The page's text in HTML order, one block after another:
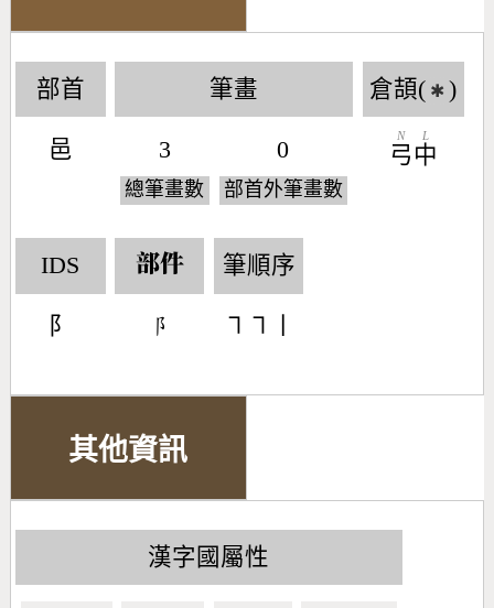
部首
邑
筆畫
3
總筆畫數
0
部首外筆畫數
倉頡( ✱ )
弓
N
中
L
IDS
阝
部件
󶂥
筆順序
㇕㇕丨
其他資訊
漢字國屬性